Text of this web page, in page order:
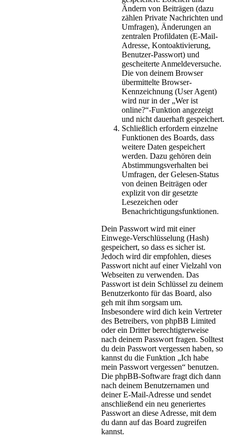
Ändern von Beiträgen (dazu
zählen Private Nachrichten und
Umfragen), Änderungen an
zentralen Profildaten (E-Mail-
Adresse, Kontoaktivierung,
Benutzer-Passwort) und
gescheiterte Anmeldeversuche.
Die von deinem Browser
übermittelte Browser-
Kennzeichnung (User Agent)
wird nur in der „Wer ist
online?“-Funktion angezeigt
und nicht dauerhaft gespeichert.
Schließlich erfordern einzelne
Funktionen des Boards, dass
weitere Daten gespeichert
werden. Dazu gehören dein
Abstimmungsverhalten bei
Umfragen, der Gelesen-Status
von deinen Beiträgen oder
explizit von dir gesetzte
Lesezeichen oder
Benachrichtigungsfunktionen.
Dein Passwort wird mit einer
Einwege-Verschlüsselung (Hash)
gespeichert, so dass es sicher ist.
Jedoch wird dir empfohlen, dieses
Passwort nicht auf einer Vielzahl von
Webseiten zu verwenden. Das
Passwort ist dein Schlüssel zu deinem
Benutzerkonto für das Board, also
geh mit ihm sorgsam um.
Insbesondere wird dich kein Vertreter
des Betreibers, von phpBB Limited
oder ein Dritter berechtigterweise
nach deinem Passwort fragen. Solltest
du dein Passwort vergessen haben, so
kannst du die Funktion „Ich habe
mein Passwort vergessen“ benutzen.
Die phpBB-Software fragt dich dann
nach deinem Benutzernamen und
deiner E-Mail-Adresse und sendet
anschließend ein neu generiertes
Passwort an diese Adresse, mit dem
du dann auf das Board zugreifen
kannst.